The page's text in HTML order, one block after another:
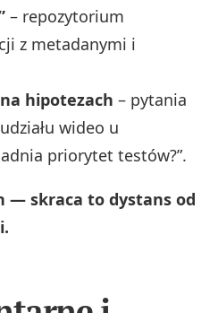
– repozytorium
z metadanymi i
hipotezach – pytania
wideo u
priorytet testów?”.
— skraca to dystans od